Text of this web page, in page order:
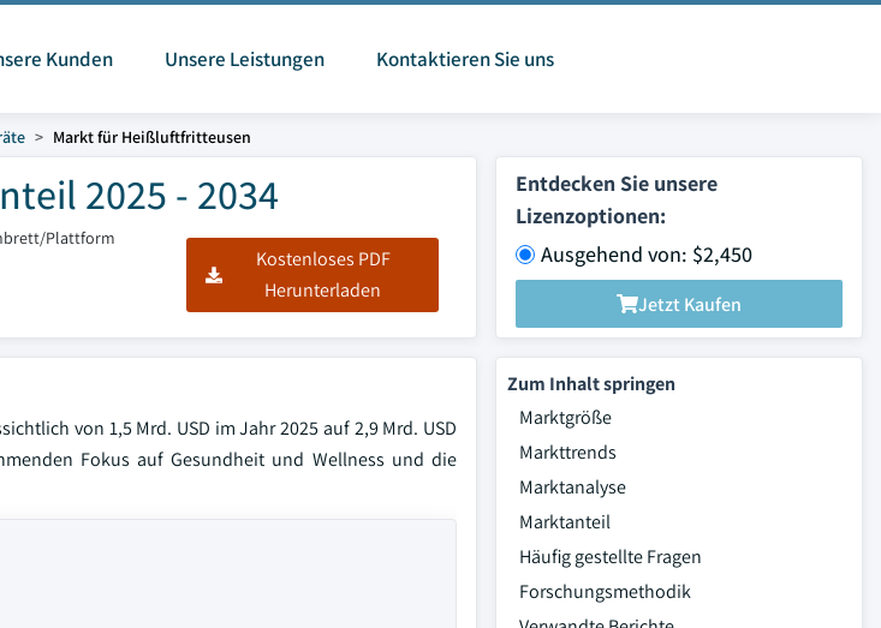
Kunden Unsere Leistungen Kontaktieren Sie uns
Markt für Heißluftfritteusen
2025 - 2034
Plattform
Kostenloses PDF
Herunterladen
Entdecken Sie unsere
Lizenzoptionen:
Ausgehend von: $2,450
Jetzt Kaufen
von 1,5 Mrd. USD im Jahr 2025 auf 2,9 Mrd. USD
Fokus auf Gesundheit und Wellness und die
Zum Inhalt springen
Marktgröße
Markttrends
Marktanalyse
Marktanteil
Häufig gestellte Fragen
Forschungsmethodik